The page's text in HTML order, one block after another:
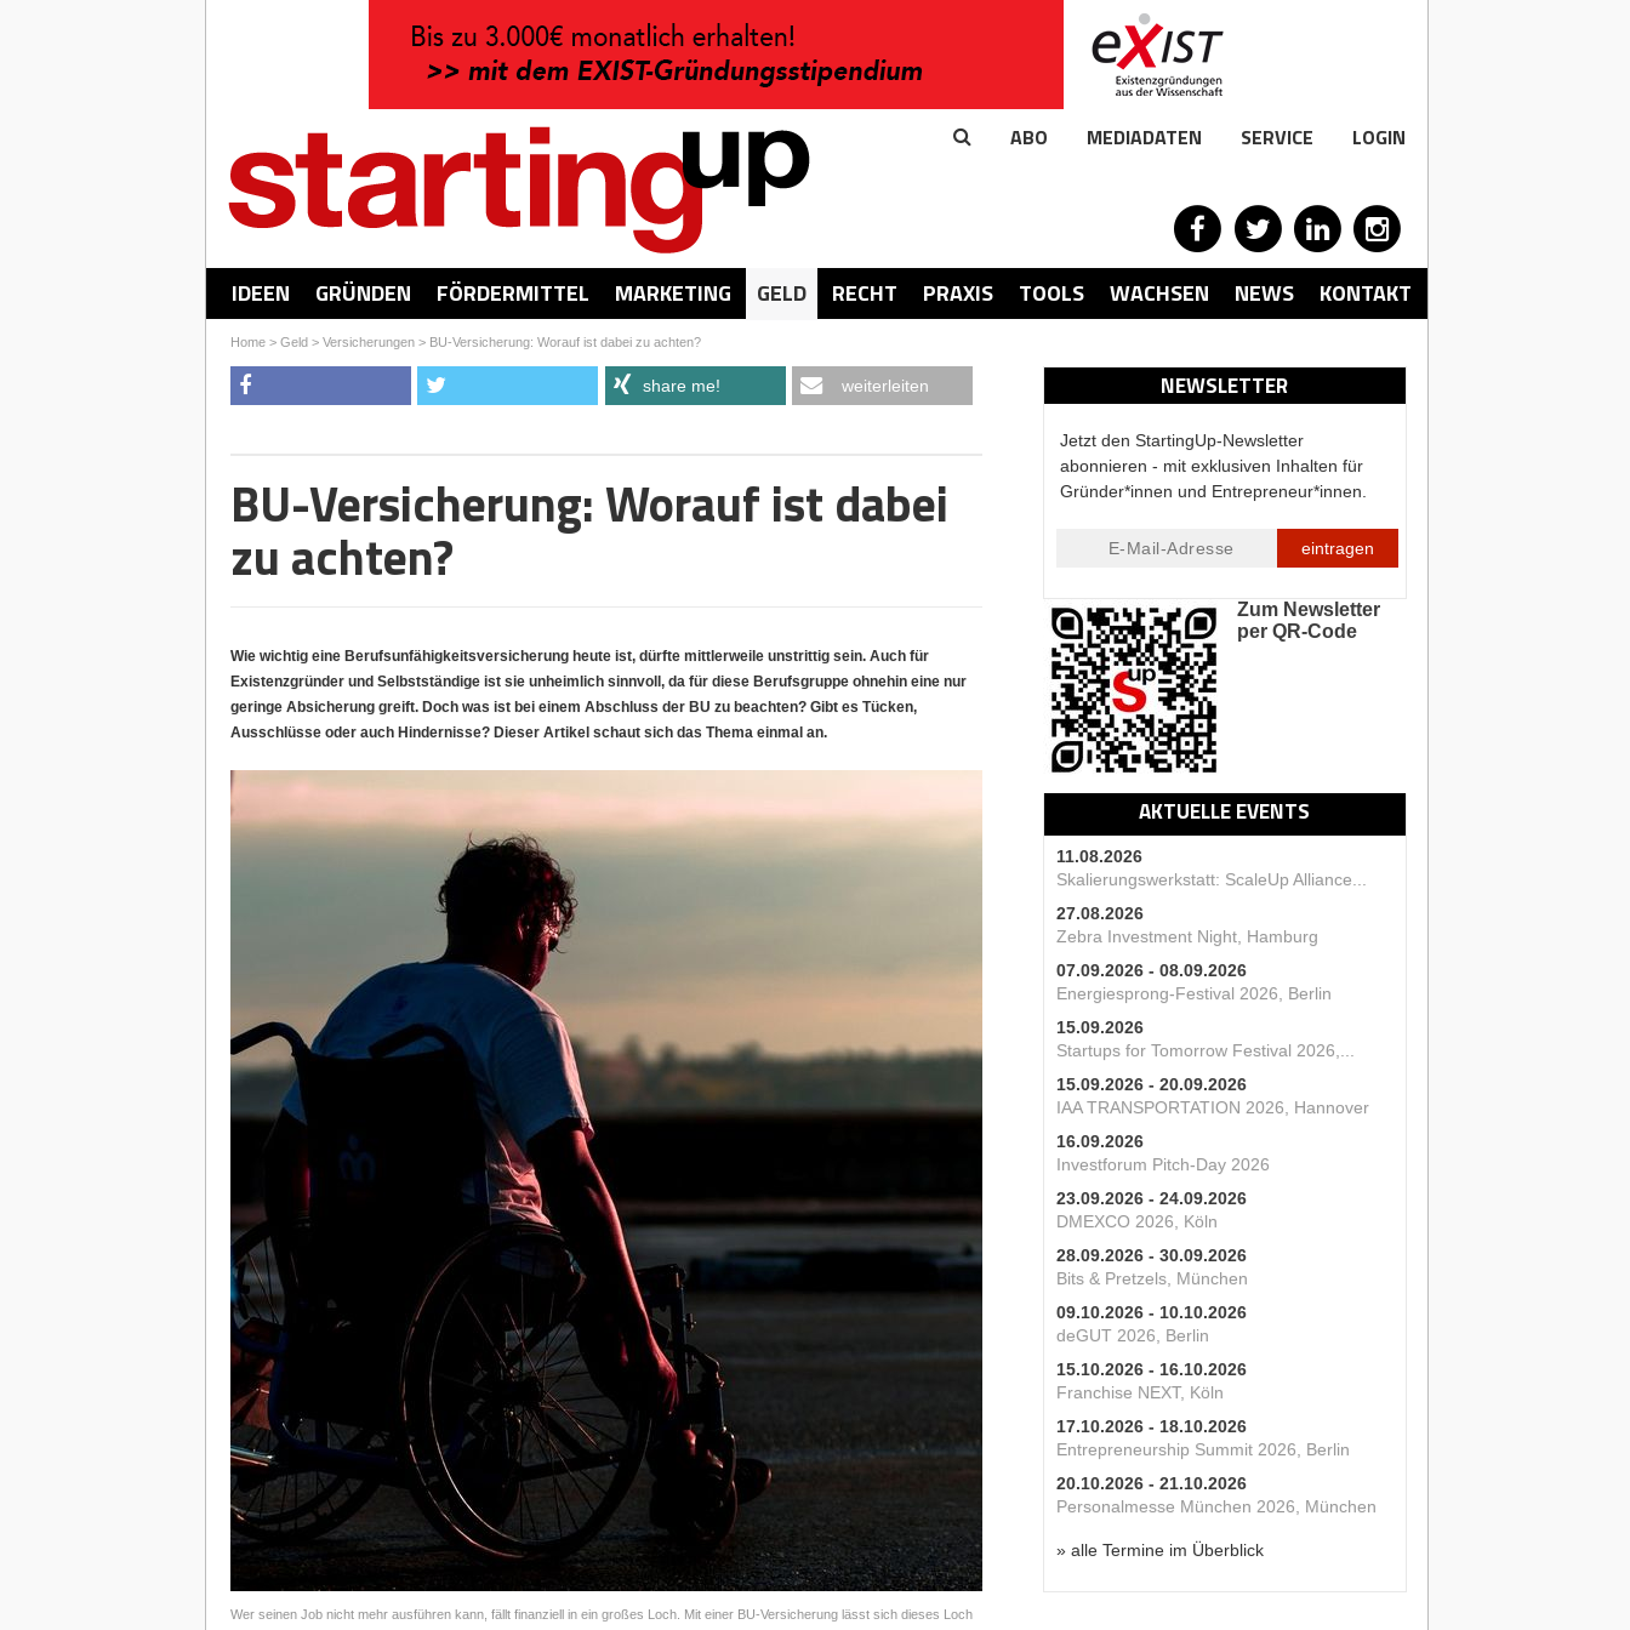
ABO MEDIADATEN SERVICE LOGIN
IDEEN GRÜNDEN FÖRDERMITTEL MARKETING GELD RECHT PRAXIS TOOLS WACHSEN NEWS KONTAKT
Home> Geld> Versicherungen> BU-Versicherung: Worauf ist dabei zu achten?
NEWSLETTER
Jetzt den StartingUp-Newsletter
abonnieren - mit exklusiven Inhalten für
Gründer*innen und Entrepreneur*innen.
eintragen
Zum Newsletter
per QR-Code
AKTUELLE EVENTS
11.08.2026
Skalierungswerkstatt: ScaleUp Alliance...
27.08.2026
Zebra Investment Night, Hamburg
07.09.2026 - 08.09.2026
Energiesprong-Festival 2026, Berlin
15.09.2026
Startups for Tomorrow Festival 2026,...
15.09.2026 - 20.09.2026
IAA TRANSPORTATION 2026, Hannover
16.09.2026
Investforum Pitch-Day 2026
23.09.2026 - 24.09.2026
DMEXCO 2026, Köln
28.09.2026 - 30.09.2026
Bits & Pretzels, München
09.10.2026 - 10.10.2026
deGUT 2026, Berlin
15.10.2026 - 16.10.2026
Franchise NEXT, Köln
17.10.2026 - 18.10.2026
Entrepreneurship Summit 2026, Berlin
20.10.2026 - 21.10.2026
Personalmesse München 2026, München
» alle Termine im Überblick
share me! weiterleiten
BU-Versicherung: Worauf ist dabei
zu achten?
Wie wichtig eine Berufsunfähigkeitsversicherung heute ist, dürfte mittlerweile unstrittig sein. Auch für
Existenzgründer und Selbstständige ist sie unheimlich sinnvoll, da für diese Berufsgruppe ohnehin eine nur
geringe Absicherunggreift. Doch was ist bei einem Abschluss der BU zu beachten? Gibt es Tücken,
Ausschlüsse oder auch Hindernisse? Dieser Artikel schaut sich das Thema einmal an.
Wer seinen Job nicht mehr ausführen kann, fällt finanziell in ein großes Loch. Mit einer BU-Versicherung lässt sich dieses Loch